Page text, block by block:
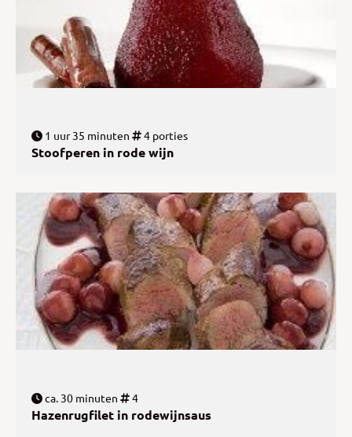
1 uur 35 minuten 4 porties
Stoofperen in rode wijn
ca. 30 minuten 4
Hazenrugfilet in rodewijnsaus